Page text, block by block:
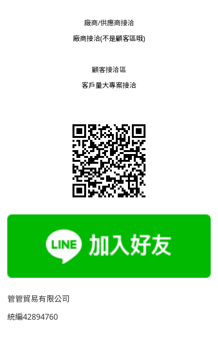
廠商/供應商接洽
廠商接洽(不是顧客區哦)
顧客接洽區
客戶量大專案接洽
管管貿易有限公司
統編42894760